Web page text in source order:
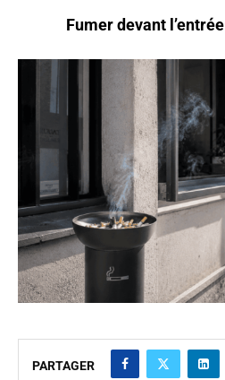
Fumer devant
PARTAGER